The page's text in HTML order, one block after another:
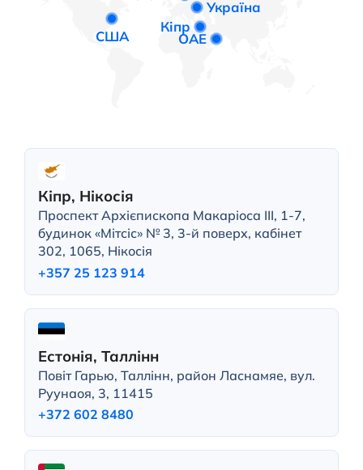
Україна
Кіпр
ОАЕ
США
Кіпр, Нікосія
Проспект Архієпископа Макаріоса III, 1-7,
будинок «Мітсіс» № 3, 3-й поверх, кабінет
302, 1065, Нікосія
+357 25 123 914
Естонія, Таллінн
Повіт Гарью, Таллінн, район Ласнамяе, вул.
Руунаоя, 3, 11415
+372 602 8480